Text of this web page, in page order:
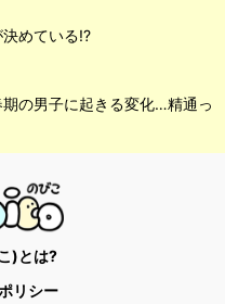
めている!?
の男子に起きる変化…精通っ
)とは?
リシー